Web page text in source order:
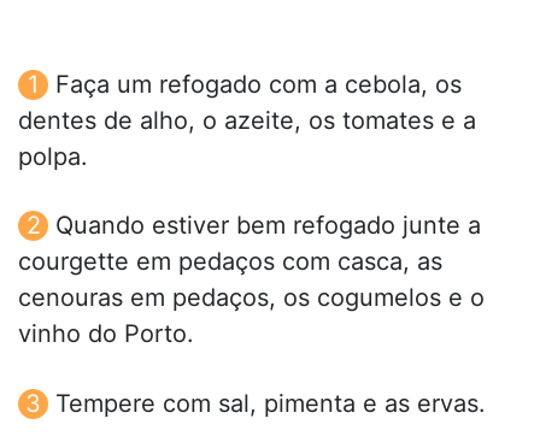
Faça um refogado com a cebola, os
dentes de alho, o azeite, os tomates e a
polpa.
Quando estiver bem refogado junte a
courgette em pedaços com casca, as
cenouras em pedaços, os cogumelos e o
vinho do Porto.
Tempere com sal, pimenta e as ervas.